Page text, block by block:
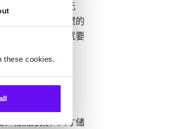
these cookies.
现猪、酒等宣传元
；由于风俗习惯的
产品支付方式时就要
、物流方案、人才储